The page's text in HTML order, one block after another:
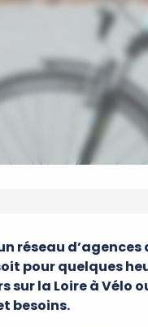
réseau
pour quelques
sur la Loire à Vélo
besoins.